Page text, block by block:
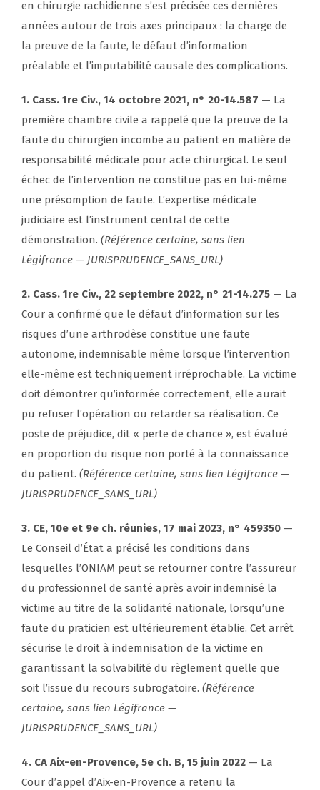
en chirurgie rachidienne s’est précisée ces dernières
années autour de trois axes principaux : la charge de
la preuve de la faute, le défaut d’information
préalable et l’imputabilité causale des complications.
1. Cass. 1re Civ., 14 octobre 2021, n° 20-14.587 — La
première chambre civile a rappelé que la preuve de la
faute du chirurgien incombe au patient en matière de
responsabilité médicale pour acte chirurgical. Le seul
échec de l’intervention ne constitue pas en lui-même
une présomption de faute. L’expertise médicale
judiciaire est l’instrument central de cette
démonstration. (Référence certaine, sans lien
Légifrance — JURISPRUDENCE_SANS_URL)
2. Cass. 1re Civ., 22 septembre 2022, n° 21-14.275 — La
Cour a confirmé que le défaut d’information sur les
risques d’une arthrodèse constitue une faute
autonome, indemnisable même lorsque l’intervention
elle-même est techniquement irréprochable. La victime
doit démontrer qu’informée correctement, elle aurait
pu refuser l’opération ou retarder sa réalisation. Ce
poste de préjudice, dit « perte de chance », est évalué
en proportion du risque non porté à la connaissance
du patient. (Référence certaine, sans lien Légifrance —
JURISPRUDENCE_SANS_URL)
3. CE, 10e et 9e ch. réunies, 17 mai 2023, n° 459350 —
Le Conseil d’État a précisé les conditions dans
lesquelles l’ONIAM peut se retourner contre l’assureur
du professionnel de santé après avoir indemnisé la
victime au titre de la solidarité nationale, lorsqu’une
faute du praticien est ultérieurement établie. Cet arrêt
sécurise le droit à indemnisation de la victime en
garantissant la solvabilité du règlement quelle que
soit l’issue du recours subrogatoire. (Référence
certaine, sans lien Légifrance —
JURISPRUDENCE_SANS_URL)
4. CA Aix-en-Provence, 5e ch. B, 15 juin 2022 — La
Cour d’appel d’Aix-en-Provence a retenu la